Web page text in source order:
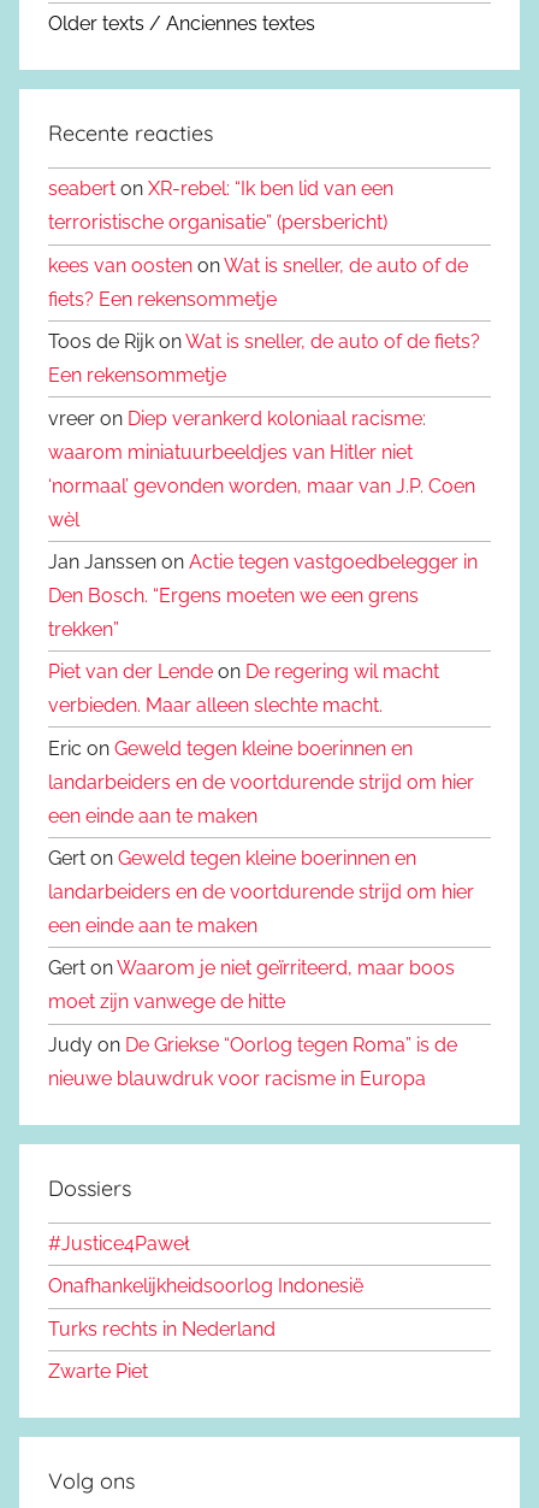
Older texts / Anciennes textes
Recente reacties
seabert on XR-rebel: “Ik ben lid van een
terroristische organisatie” (persbericht)
kees van oosten onWat is sneller, de auto of de
fiets? Een rekensommetje
Toos de Rijk onWat is sneller, de auto of de fiets?
Een rekensommetje
vreer on Diep verankerd koloniaal racisme:
waarom miniatuurbeeldjes van Hitler niet
‘normaal’ gevonden worden, maar van J.P. Coen
wèl
Jan Janssen on Actie tegen vastgoedbelegger in
Den Bosch. “Ergens moeten we een grens
trekken”
Piet van der Lende on De regering wil macht
verbieden. Maar alleen slechte macht.
Eric on Geweld tegen kleine boerinnen en
landarbeiders en de voortdurende strijd om hier
een einde aan te maken
Gert on Geweld tegen kleine boerinnen en
landarbeiders en de voortdurende strijd om hier
een einde aan te maken
Gert onWaarom je niet geïrriteerd, maar boos
moet zijn vanwege de hitte
Judy on De Griekse “Oorlog tegen Roma” is de
nieuwe blauwdruk voor racisme in Europa
Dossiers
#Justice4Paweł
Onafhankelijkheidsoorlog Indonesië
Turks rechts in Nederland
Zwarte Piet
Volg ons